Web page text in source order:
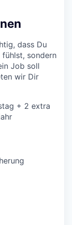
dass Du
sondern
Job soll
wir Dir
+ 2 extra